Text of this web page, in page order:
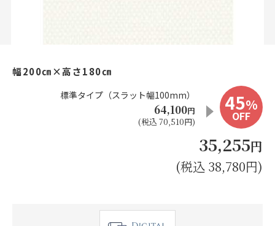
幅200㎝×高さ180㎝
標準タイプ（スラット幅100mm）
64,100円
(税込 70,510円)
45%
OFF
35,255円
(税込 38,780円)